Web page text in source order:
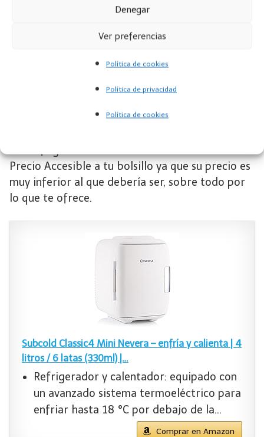
Denegar
Ver preferencias
Política de cookies
Política de privacidad
Política de cookies
confort dondequiera que vayas!
¿Por qué la mini nevera
portatil Subcold Classic4
Precio Accesible a tu bolsillo ya que su precio es
muy inferior al que debería ser, sobre todo por
lo que te ofrece.
Subcold Classic4 Mini Nevera – enfría y calienta | 4
litros / 6 latas (330ml) |…
Refrigerador y calentador: equipado con
un avanzado sistema termoeléctrico para
enfriar hasta 18 °C por debajo de la…
Comprar en Amazon